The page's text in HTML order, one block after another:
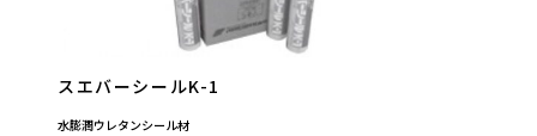
スエバーシールK-1
水膨潤ウレタンシール材